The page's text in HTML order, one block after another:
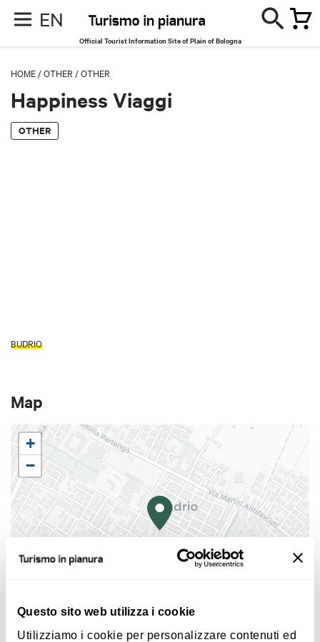
Questo sito web utilizza i cookie
Utilizziamo i cookie per personalizzare contenuti ed
EN
Official Tourist Information Site of Plain of Bologna
HOME /OTHER /OTHER
Happiness Viaggi
OTHER
BUDRIO
Map
+
−
Leaflet |©OpenStreetMapcontributors ©CARTO